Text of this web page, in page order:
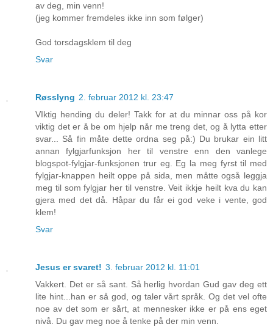
av deg, min venn!
(jeg kommer fremdeles ikke inn som følger)
God torsdagsklem til deg
Svar
Røsslyng 2. februar 2012 kl. 23:47
VIktig hending du deler! Takk for at du minnar oss på kor
viktig det er å be om hjelp når me treng det, og å lytta etter
svar... Så fin måte dette ordna seg på:) Du brukar ein litt
annan fylgjarfunksjon her til venstre enn den vanlege
blogspot-fylgjar-funksjonen trur eg. Eg la meg fyrst til med
fylgjar-knappen heilt oppe på sida, men måtte også leggja
meg til som fylgjar her til venstre. Veit ikkje heilt kva du kan
gjera med det då. Håpar du får ei god veke i vente, god
klem!
Svar
Jesus er svaret! 3. februar 2012 kl. 11:01
Vakkert. Det er så sant. Så herlig hvordan Gud gav deg ett
lite hint...han er så god, og taler vårt språk. Og det vel ofte
noe av det som er sårt, at mennesker ikke er på ens eget
nivå. Du gav meg noe å tenke på der min venn.